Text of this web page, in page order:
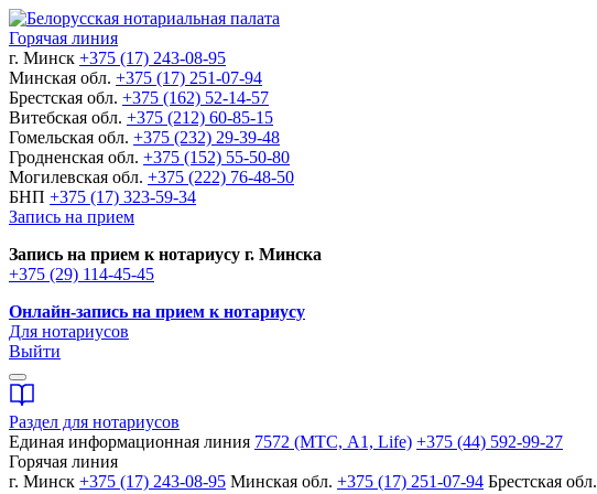
Горячая линия
г. Минск +375 (17) 243-08-95
Минская обл. +375 (17) 251-07-94
Брестская обл. +375 (162) 52-14-57
Витебская обл. +375 (212) 60-85-15
Гомельская обл. +375 (232) 29-39-48
Гродненская обл. +375 (152) 55-50-80
Могилевская обл. +375 (222) 76-48-50
БНП +375 (17) 323-59-34
Запись на прием
Запись на прием к нотариусу г. Минска
+375 (29) 114-45-45
Онлайн-запись на прием к нотариусу
Для нотариусов
Выйти
Раздел для нотариусов
Единая информационная линия 7572 (МТС, A1, Life) +375 (44) 592-99-27
Горячая линия
г. Минск +375 (17) 243-08-95 Минская обл. +375 (17) 251-07-94 Брестская обл.